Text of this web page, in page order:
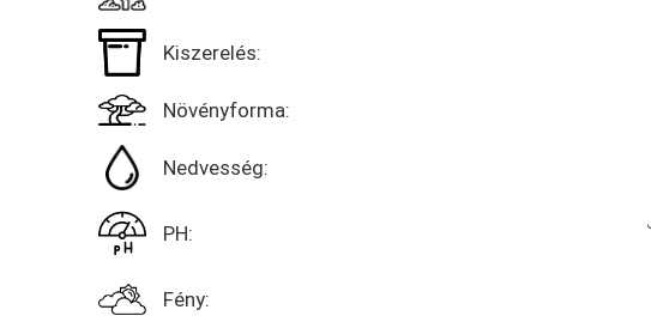
Kiszerelés:
Növényforma:
Nedvesség:
PH:
Fény: